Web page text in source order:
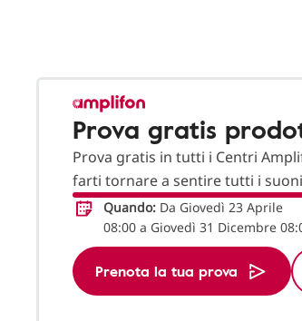
Prova gratis
Prova gratis in tutti i Centri
farti tornare a sentire tutti i
Quando: Da Giovedì 23 Aprile
08:00 a Giovedì 31 Dicembre
Prenota la tua prova